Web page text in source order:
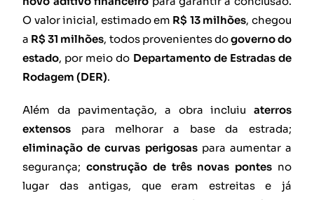
O valor inicial, estimado em R$ 13 milhões, chegou
a R$ 31 milhões, todos provenientes dogoverno do
estado, por meio do Departamento de Estradas de
Rodagem (DER).
Além da pavimentação, a obra incluiu aterros
extensos para melhorar a base da estrada;
eliminação de curvas perigosaspara aumentar a
segurança;construção de três novas pontesno
lugar das antigas, que eram estreitas e já